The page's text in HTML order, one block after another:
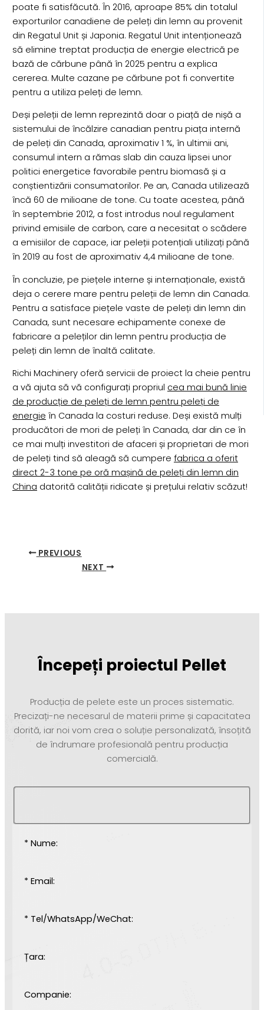
poate fi satisfăcută. În 2016, aproape 85% din totalul
exporturilor canadiene de peleți din lemn au provenit
din Regatul Unit și Japonia. Regatul Unit intenționează
să elimine treptat producția de energie electrică pe
bază de cărbune până în 2025 pentru a explica
cererea. Multe cazane pe cărbune pot fi convertite
pentru a utiliza peleți de lemn.
Deși peleții de lemn reprezintă doar o piață de nișă a
sistemului de încălzire canadian pentru piața internă
de peleți din Canada, aproximativ 1 %, în ultimii ani,
consumul intern a rămas slab din cauza lipsei unor
politici energetice favorabile pentru biomasă și a
conștientizării consumatorilor. Pe an, Canada utilizează
încă 60 de milioane de tone. Cu toate acestea, până
în septembrie 2012, a fost introdus noul regulament
privind emisiile de carbon, care a necesitat o scădere
a emisiilor de capace, iar peleții potențiali utilizați până
în 2019 au fost de aproximativ 4,4 milioane de tone.
În concluzie, pe piețele interne și internaționale, există
deja o cerere mare pentru peleții de lemn din Canada.
Pentru a satisface piețele vaste de peleți din lemn din
Canada, sunt necesare echipamente conexe de
fabricare a peleților din lemn pentru producția de
peleți din lemn de înaltă calitate.
Richi Machinery oferă servicii de proiect la cheie pentru
a vă ajuta să vă configurați propriul cea mai bună linie
de producție de peleți de lemn pentru peleți de
energie în Canada la costuri reduse. Deși există mulți
producători de mori de peleți în Canada, dar din ce în
ce mai mulți investitori de afaceri și proprietari de mori
de peleți tind să aleagă să cumpere fabrica a oferit
direct 2-3 tone pe oră mașină de peleți din lemn din
China datorită calității ridicate și prețului relativ scăzut!
PREVIOUS
NEXT
Începeți proiectul Pellet
Producția de pelete este un proces sistematic.
Precizați-ne necesarul de materii prime și capacitatea
dorită, iar noi vom crea o soluție personalizată, însoțită
de îndrumare profesională pentru producția
comercială.
* Nume:
* Email:
* Tel/WhatsApp/WeChat:
Țara:
Companie: